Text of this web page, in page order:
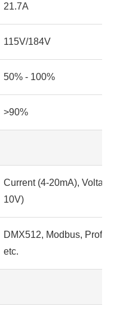
21.7A
115V/184V
50% - 100%
>90%
Current (4-20mA), Voltage
10V)
DMX512, Modbus, Profinet
etc.